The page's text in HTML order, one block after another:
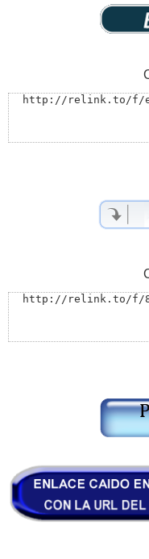
http://relink.to/f/
http://relink.to/f/